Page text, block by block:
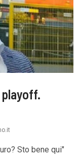
Sto bene qui"